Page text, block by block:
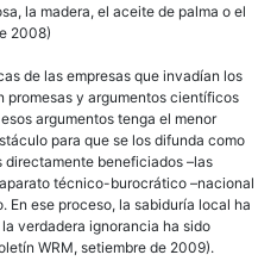
la madera, el aceite de palma o el
2008)
de las empresas que invadían los
promesas y argumentos científicos
argumentos tenga el menor
para que se los difunda como
directamente beneficiados –las
técnico-burocrático –nacional
En ese proceso, la sabiduría local ha
verdadera ignorancia ha sido
WRM, setiembre de 2009).